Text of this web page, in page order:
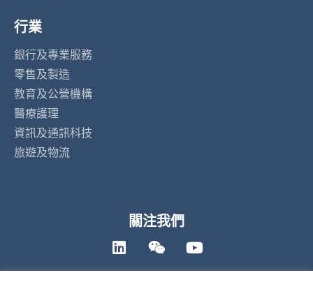
行業
銀行及專業服務
零售及製造
教育及公營機構
醫療護理
資訊及通訊科技
旅遊及物流
關注我們